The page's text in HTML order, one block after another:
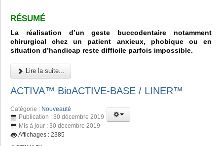
RÉSUMÉ
La réalisation d’un geste buccodentaire notamment
chirurgical chez un patient anxieux, phobique ou en
situation d’handicap reste difficile parfois impossible.
Lire la suite...
ACTIVA™ BioACTIVE-BASE / LINER™
Catégorie : Nouveauté
Publication : 30 décembre 2019
Mis à jour : 30 décembre 2019
Affichages : 2385